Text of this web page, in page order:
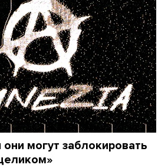
могут заблокировать